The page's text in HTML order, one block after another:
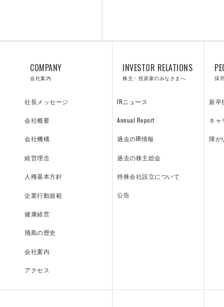
Y
SOLUTIONS
リニューアル／ソリューション
COMPANY
会社案内
社長メッセージ
会社概要
会社機構
経営理念
人権基本方針
企業行動規範
健康経営
飛島の歴史
会社案内
アクセス
INVESTOR RELATIONS
株主・投資家のみなさまへ
IRニュース
Annual Report
過去のIR情報
過去の株主総会
持株会社設立について
公告
採
新卒
キャ
障が